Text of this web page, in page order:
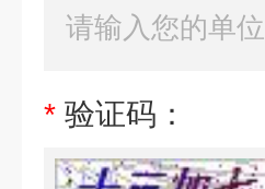
* 验证码：